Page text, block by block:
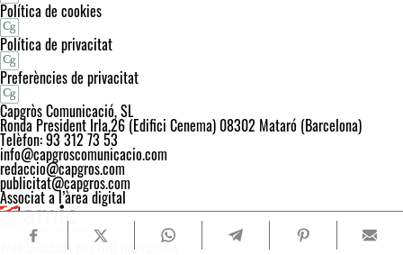
Política de cookies
Política de privacitat
Preferències de privacitat
Capgròs Comunicació, SL
Ronda President Irla,26 (Edifici Cenema) 08302 Mataró (Barcelona)
Telèfon: 93 312 73 53
info@capgroscomunicacio.com
redaccio@capgros.com
publicitat@capgros.com
Associat a l’àrea digital
Web auditada per OJD Interactive